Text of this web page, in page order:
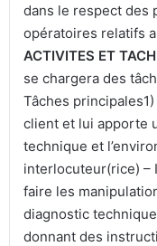
dans le respect des
opératoires relatifs
ACTIVITES ET
se chargera des
Tâches
client et lui apporte
technique et
interlocuteur(rice) –
faire les
diagnostic
donnant des